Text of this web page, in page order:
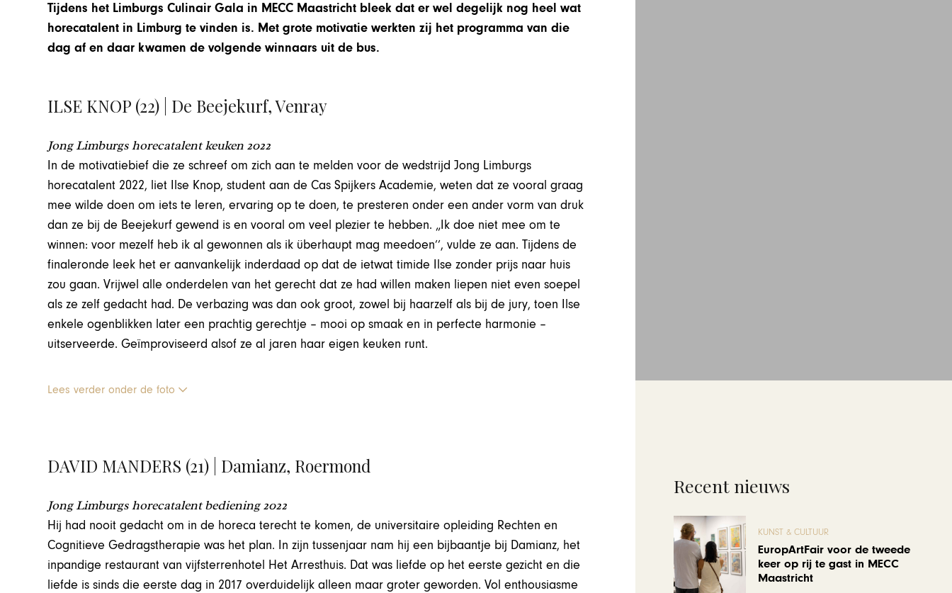
Tijdens het Limburgs Culinair Gala in MECC Maastricht bleek dat er wel degelijk nog heel wat
horecatalent in Limburg te vinden is. Met grote motivatie werkten zij het programma van die
dag af en daar kwamen de volgende winnaars uit de bus.
ILSE KNOP (22) | De Beejekurf, Venray
Jong Limburgs horecatalent keuken 2022
In de motivatiebief die ze schreef om zich aan te melden voor de wedstrijd Jong Limburgs
horecatalent 2022, liet Ilse Knop, student aan de Cas Spijkers Academie, weten dat ze vooral graag
mee wilde doen om iets te leren, ervaring op te doen, te presteren onder een ander vorm van druk
dan ze bij de Beejekurf gewend is en vooral om veel plezier te hebben. „Ik doe niet mee om te
winnen: voor mezelf heb ik al gewonnen als ik überhaupt mag meedoen’’, vulde ze aan. Tijdens de
finaleronde leek het er aanvankelijk inderdaad op dat de ietwat timide Ilse zonder prijs naar huis
zou gaan. Vrijwel alle onderdelen van het gerecht dat ze had willen maken liepen niet even soepel
als ze zelf gedacht had. De verbazing was dan ook groot, zowel bij haarzelf als bij de jury, toen Ilse
enkele ogenblikken later een prachtig gerechtje – mooi op smaak en in perfecte harmonie –
uitserveerde. Geïmproviseerd alsof ze al jaren haar eigen keuken runt.
Lees verder onder de foto
DAVID MANDERS (21) | Damianz, Roermond
Jong Limburgs horecatalent bediening 2022
Hij had nooit gedacht om in de horeca terecht te komen, de universitaire opleiding Rechten en
Cognitieve Gedragstherapie was het plan. In zijn tussenjaar nam hij een bijbaantje bij Damianz, het
inpandige restaurant van vijfsterrenhotel Het Arresthuis. Dat was liefde op het eerste gezicht en die
liefde is sinds die eerste dag in 2017 overduidelijk alleen maar groter geworden. Vol enthousiasme
Recent nieuws
KUNST & CULTUUR
EuropArtFair voor de tweede
keer op rij te gast in MECC
Maastricht